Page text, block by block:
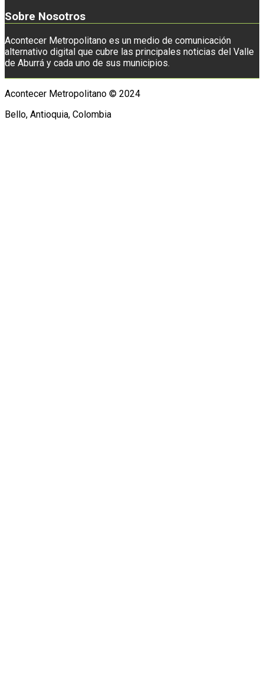
Sobre Nosotros
Acontecer Metropolitano es un medio de comunicación
alternativo digital que cubre las principales noticias del Valle
de Aburrá y cada uno de sus municipios.
Acontecer Metropolitano © 2024
Bello, Antioquia, Colombia